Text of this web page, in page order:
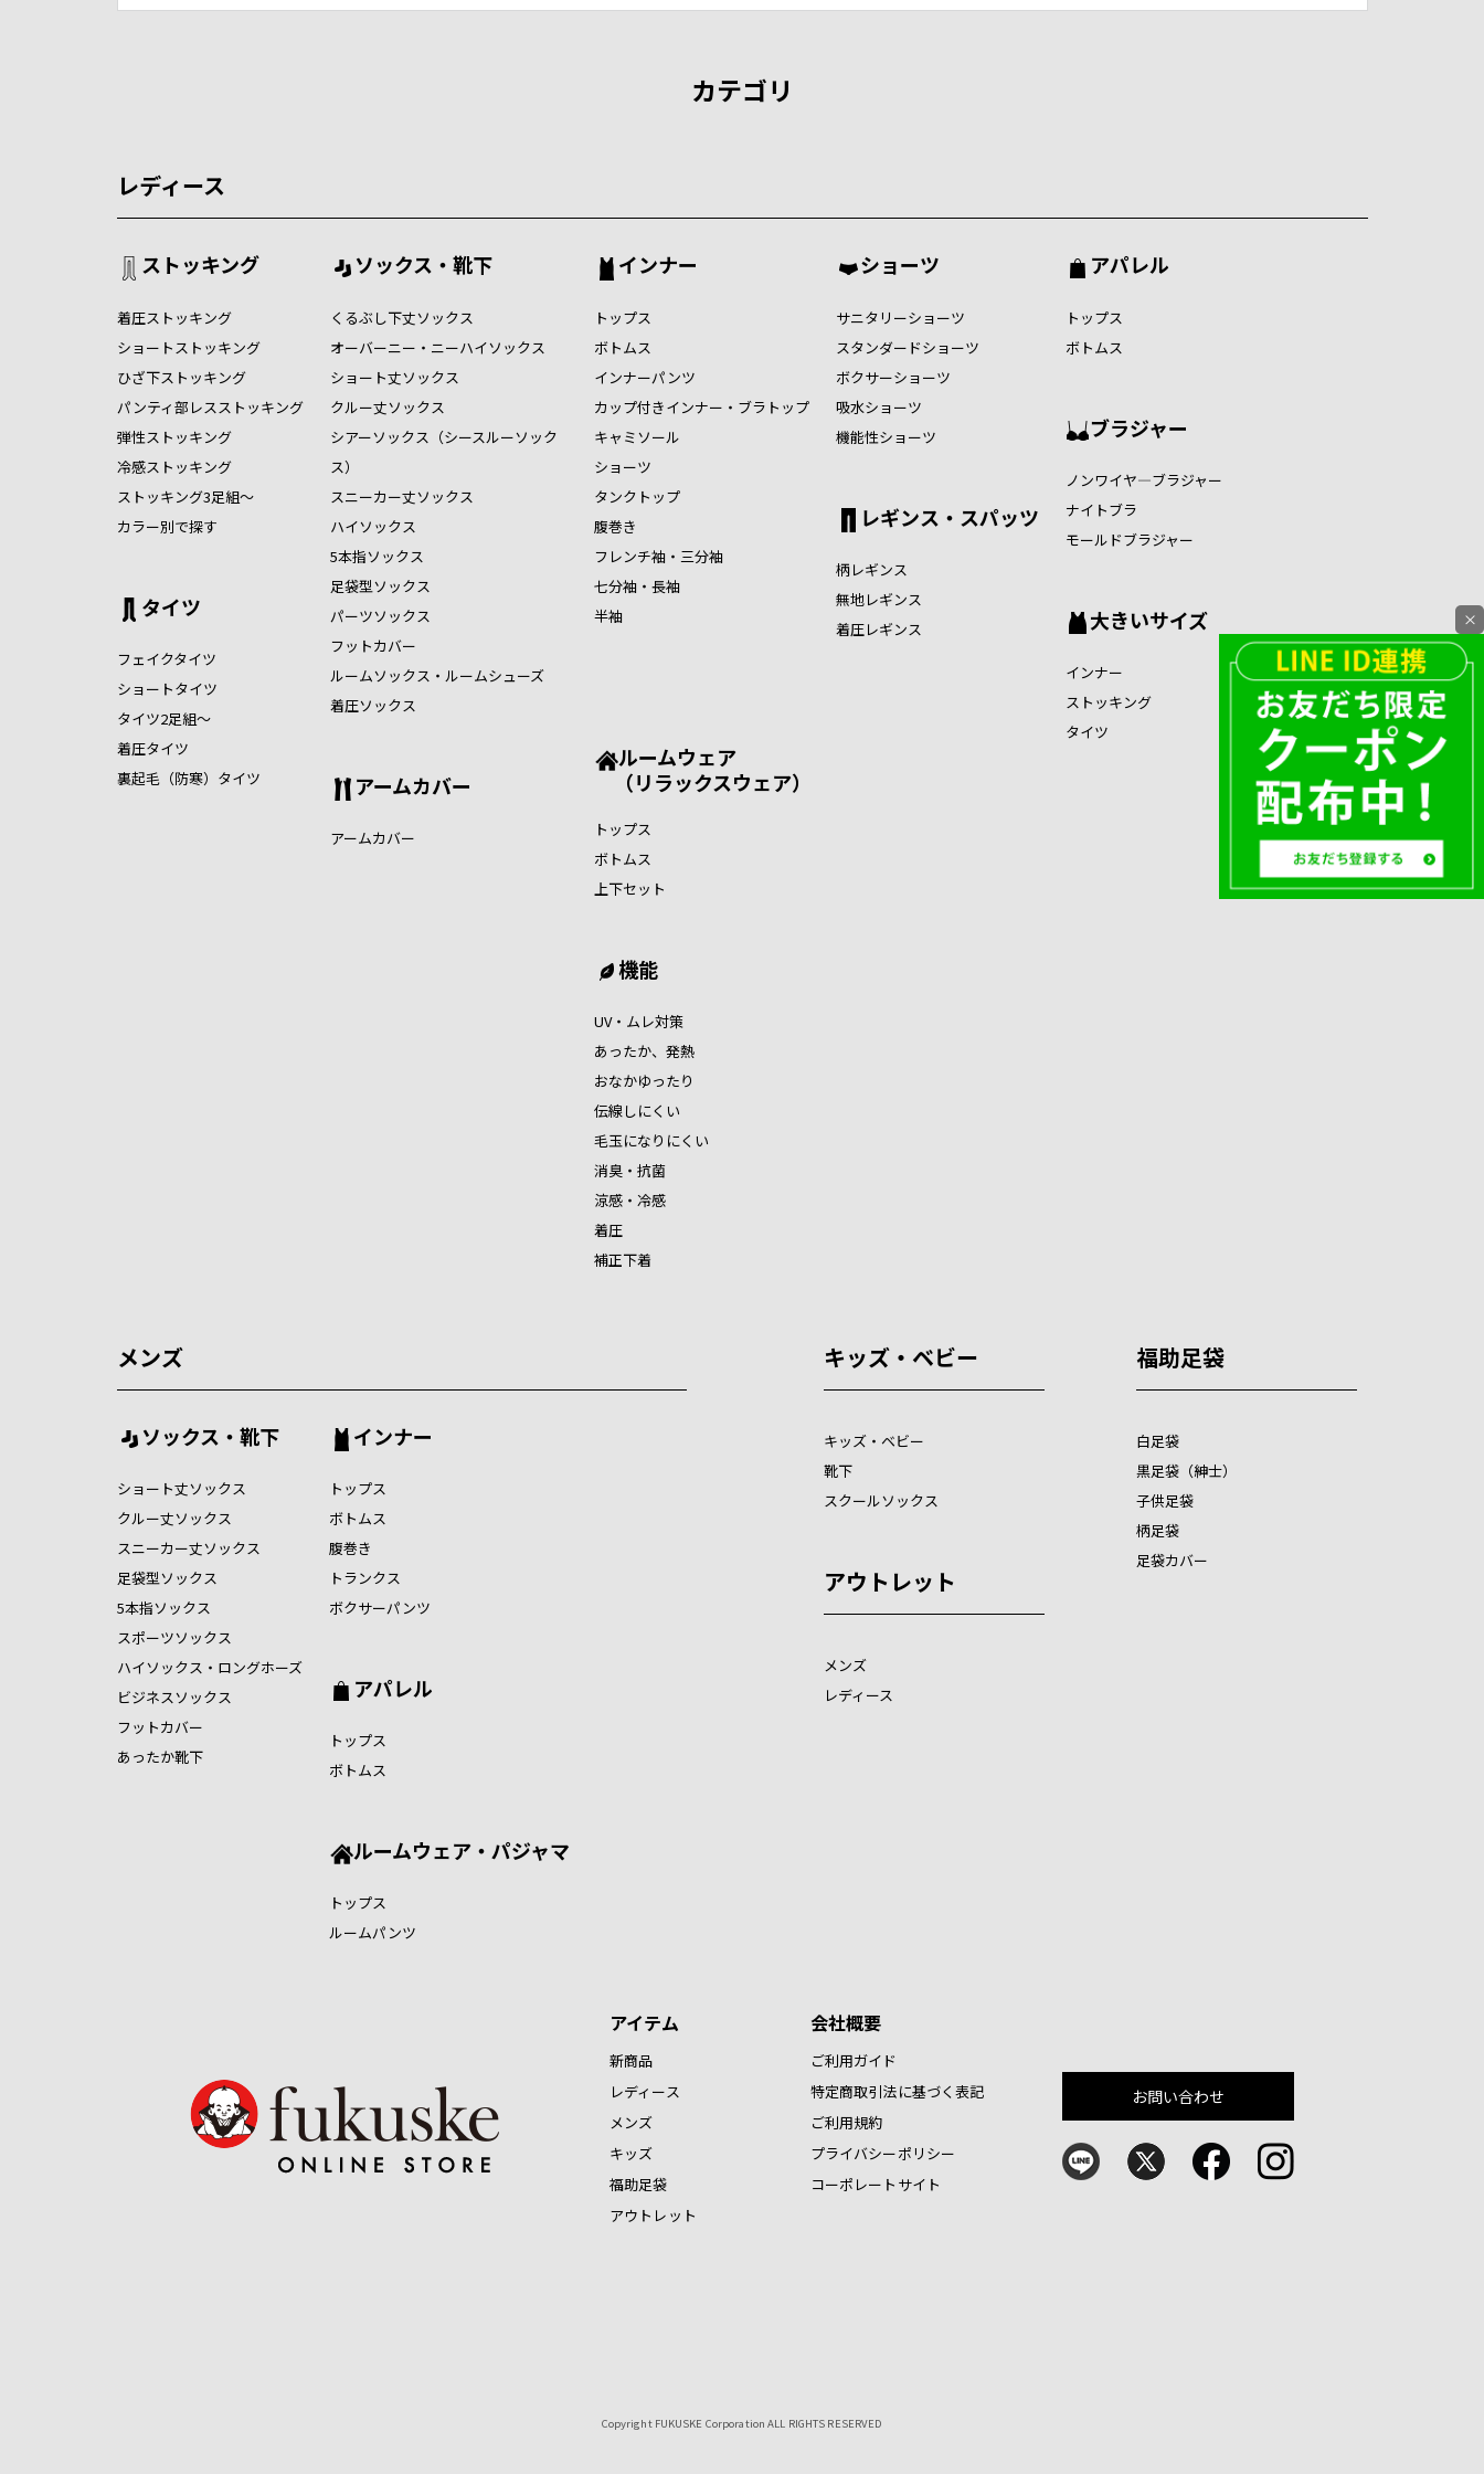
カテゴリ
レディース
ストッキング
着圧ストッキング
ショートストッキング
ひざ下ストッキング
パンティ部レスストッキング
弾性ストッキング
冷感ストッキング
ストッキング3足組～
カラー別で探す
タイツ
フェイクタイツ
ショートタイツ
タイツ2足組～
着圧タイツ
裏起毛（防寒）タイツ
ソックス・靴下
くるぶし下丈ソックス
オーバーニー・ニーハイソックス
ショート丈ソックス
クルー丈ソックス
シアーソックス（シースルーソック
ス）
スニーカー丈ソックス
ハイソックス
5本指ソックス
足袋型ソックス
パーツソックス
フットカバー
ルームソックス・ルームシューズ
着圧ソックス
アームカバー
アームカバー
インナー
トップス
ボトムス
インナーパンツ
カップ付きインナー・ブラトップ
キャミソール
ショーツ
タンクトップ
腹巻き
フレンチ袖・三分袖
七分袖・長袖
半袖
ショーツ
サニタリーショーツ
スタンダードショーツ
ボクサーショーツ
吸水ショーツ
機能性ショーツ
レギンス・スパッツ
柄レギンス
無地レギンス
着圧レギンス
アパレル
トップス
ボトムス
ブラジャー
ノンワイヤ―ブラジャー
ナイトブラ
モールドブラジャー
大きいサイズ
インナー
ストッキング
タイツ
ルームウェア
（リラックスウェア）
トップス
ボトムス
上下セット
機能
UV・ムレ対策
あったか、発熱
おなかゆったり
伝線しにくい
毛玉になりにくい
消臭・抗菌
涼感・冷感
着圧
補正下着
メンズ
ソックス・靴下
ショート丈ソックス
クルー丈ソックス
スニーカー丈ソックス
足袋型ソックス
5本指ソックス
スポーツソックス
ハイソックス・ロングホーズ
ビジネスソックス
フットカバー
あったか靴下
インナー
トップス
ボトムス
腹巻き
トランクス
ボクサーパンツ
アパレル
トップス
ボトムス
ルームウェア・パジャマ
トップス
ルームパンツ
キッズ・ベビー
キッズ・ベビー
靴下
スクールソックス
アウトレット
メンズ
レディース
福助足袋
白足袋
黒足袋（紳士）
子供足袋
柄足袋
足袋カバー
アイテム
新商品
レディース
メンズ
キッズ
福助足袋
アウトレット
会社概要
ご利用ガイド
特定商取引法に基づく表記
ご利用規約
プライバシーポリシー
コーポレートサイト
お問い合わせ
Copyright FUKUSKE Corporation ALL RIGHTS RESERVED
×